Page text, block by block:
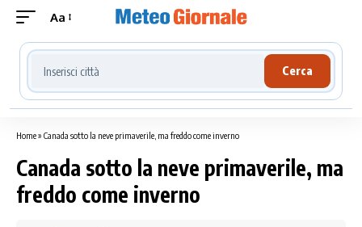
Aa
Cerca località meteo
Cerca
Home» Canada sotto la neve primaverile, ma freddo come inverno
Canada sotto la neve primaverile, ma
freddo come inverno